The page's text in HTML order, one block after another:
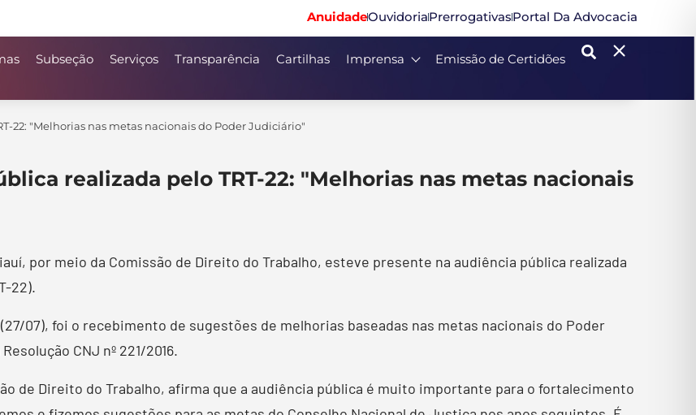
AnuidadeOuvidoriaPrerrogativasPortal Da Advocacia
Subseção Serviços Transparência Cartilhas Imprensa Emissão de Certidões
22: "Melhorias nas metas nacionais do Poder Judiciário"
realizada pelo TRT-22: "Melhorias nas metas nacionais
por meio da Comissão de Direito do Trabalho, esteve presente na audiência pública realizada
22).
07), foi o recebimento de sugestões de melhorias baseadas nas metas nacionais do Poder
CNJ nº 221/2016.
de Direito do Trabalho, afirma que a audiência pública é muito importante para o fortalecimento